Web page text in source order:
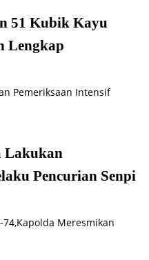
51 Kubik Kayu
Lengkap
Lakukan
Pencurian Senpi